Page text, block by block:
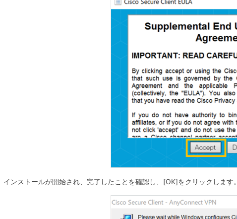
インストールが開始され、完了したことを確認し、[OK]をクリックします。